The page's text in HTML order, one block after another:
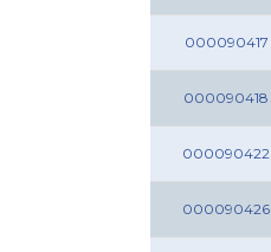
000090417
000090418
000090422
000090426